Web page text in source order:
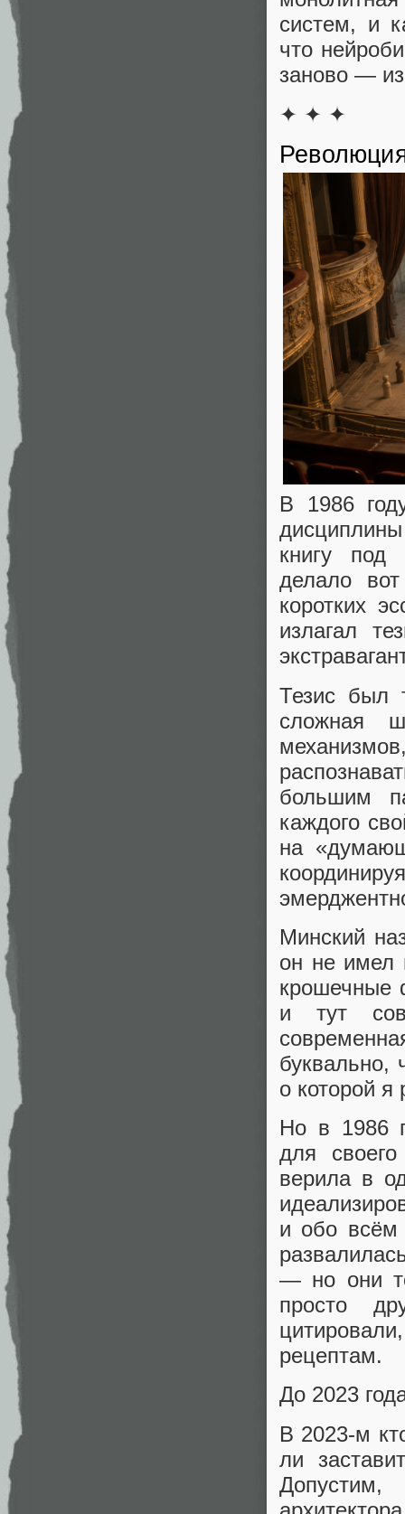
систем, и
что
заново —
✦ ✦ ✦
В 1986
книгу под
делало
коротких
излагал
Тезис был
сложная
большим
каждого
на
Минский
он не имел
крошечные
и тут
буквально,
о которой я
Но в 1986
для
верила в
и обо всём
— но они
просто
рецептам.
До 2023
В 2023-м
ли